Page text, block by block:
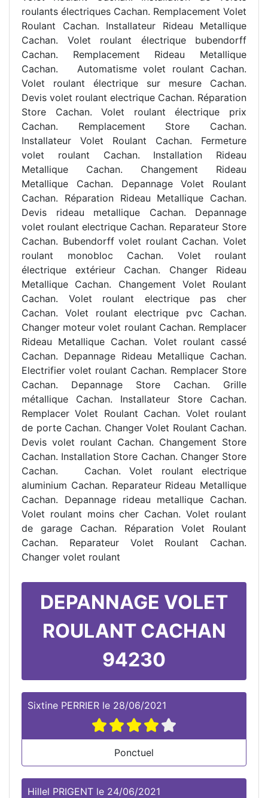
roulants électriques Cachan. Remplacement Volet
Roulant Cachan. Installateur Rideau Metallique
Cachan. Volet roulant électrique bubendorff
Cachan. Remplacement Rideau Metallique
Cachan. Automatisme volet roulant Cachan.
Volet roulant électrique sur mesure Cachan.
Devis volet roulant electrique Cachan. Réparation
Store Cachan. Volet roulant électrique prix
Cachan. Remplacement Store Cachan.
Installateur Volet Roulant Cachan. Fermeture
volet roulant Cachan. Installation Rideau
Metallique Cachan. Changement Rideau
Metallique Cachan. Depannage Volet Roulant
Cachan. Réparation Rideau Metallique Cachan.
Devis rideau metallique Cachan. Depannage
volet roulant electrique Cachan. Reparateur Store
Cachan. Bubendorff volet roulant Cachan. Volet
roulant monobloc Cachan. Volet roulant
électrique extérieur Cachan. Changer Rideau
Metallique Cachan. Changement Volet Roulant
Cachan. Volet roulant electrique pas cher
Cachan. Volet roulant electrique pvc Cachan.
Changer moteur volet roulant Cachan. Remplacer
Rideau Metallique Cachan. Volet roulant cassé
Cachan. Depannage Rideau Metallique Cachan.
Electrifier volet roulant Cachan. Remplacer Store
Cachan. Depannage Store Cachan. Grille
métallique Cachan. Installateur Store Cachan.
Remplacer Volet Roulant Cachan. Volet roulant
de porte Cachan. Changer Volet Roulant Cachan.
Devis volet roulant Cachan. Changement Store
Cachan. Installation Store Cachan. Changer Store
Cachan.
Cachan. Volet roulant electrique
aluminium Cachan. Reparateur Rideau Metallique
Cachan. Depannage rideau metallique Cachan.
Volet roulant moins cher Cachan. Volet roulant
de garage Cachan. Réparation Volet Roulant
Cachan. Reparateur Volet Roulant Cachan.
Changer volet roulant
DEPANNAGE VOLET
ROULANT CACHAN
94230
Sixtine PERRIER le 28/06/2021
Ponctuel
Hillel PRIGENT le 24/06/2021